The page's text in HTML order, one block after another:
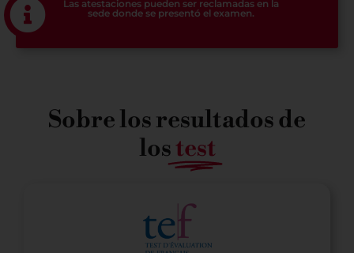
Las atestaciones pueden ser reclamadas en la
sede donde se presentó el examen.
Sobre los resultados de
lostest